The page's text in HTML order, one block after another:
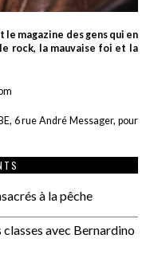
magazine des gens qui en
rock, la mauvaise foi et la
6 rue André Messager, pour
à la pêche
avec Bernardino